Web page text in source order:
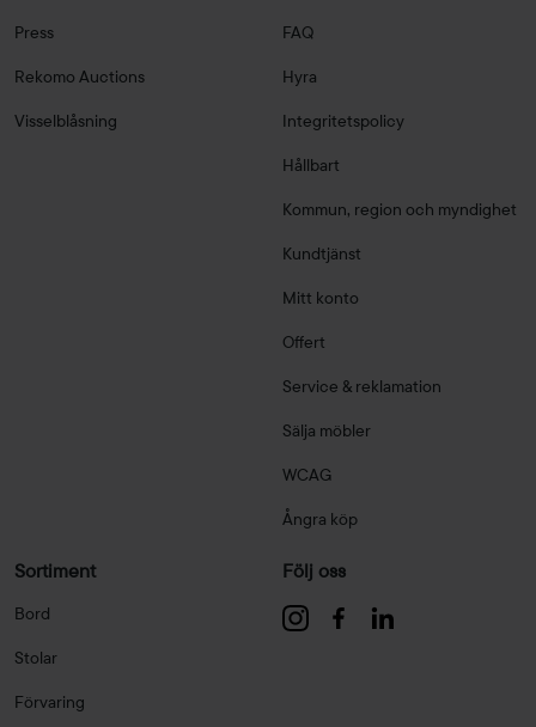
Press
Rekomo Auctions
Visselblåsning
FAQ
Hyra
Integritetspolicy
Hållbart
Kommun, region och myndighet
Kundtjänst
Mitt konto
Offert
Service & reklamation
Sälja möbler
WCAG
Ångra köp
Sortiment
Bord
Stolar
Förvaring
Följ oss